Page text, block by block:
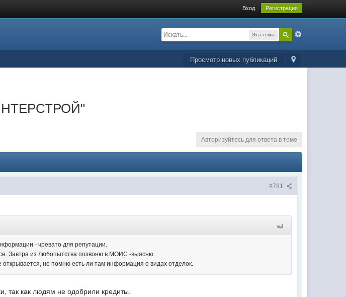
Вход Регистрация
Эта тема
Просмотр новых публикаций
Авторизуйтесь для ответа в теме
#781
- чревато для репутации.
Завтра из любопытства позвоню в МОИС -выясню.
не помню есть ли там информация о видах отделок.
так как людям не одобрили кредиты.